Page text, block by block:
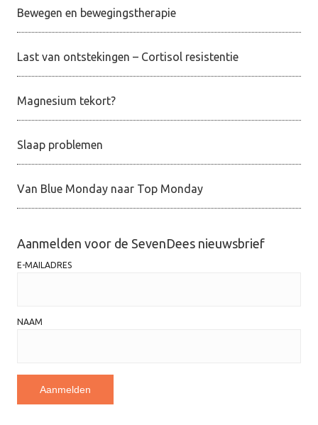
Bewegen en bewegingstherapie
Last van ontstekingen – Cortisol resistentie
Magnesium tekort?
Slaap problemen
Van Blue Monday naar Top Monday
Aanmelden voor de SevenDees nieuwsbrief
E-MAILADRES
NAAM